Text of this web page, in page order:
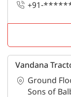
+91-
Vandana
Ground
Sons of